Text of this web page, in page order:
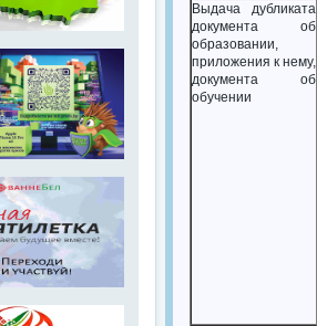
Выдача дубликата
документа об
образовании,
приложения к нему,
документа об
обучении